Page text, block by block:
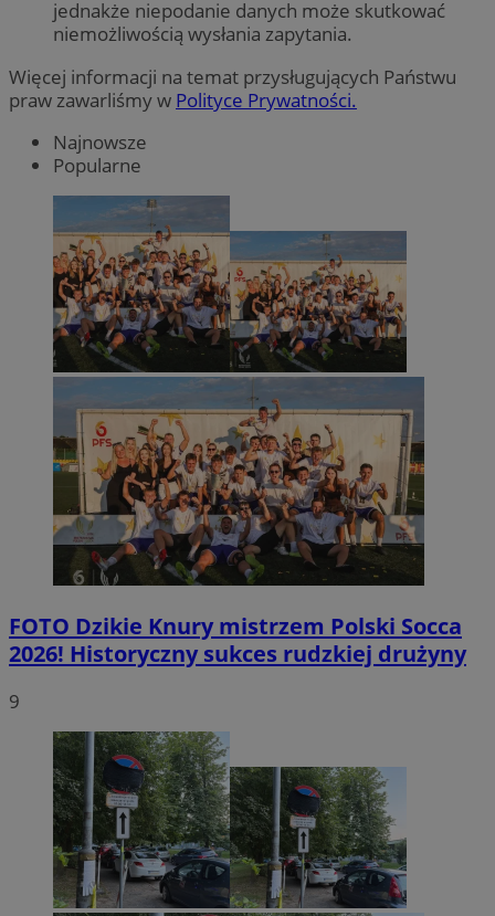
jednakże niepodanie danych może skutkować
niemożliwością wysłania zapytania.
Więcej informacji na temat przysługujących Państwu
praw zawarliśmy w Polityce Prywatności.
Najnowsze
Popularne
FOTO Dzikie Knury mistrzem Polski Socca
2026! Historyczny sukces rudzkiej drużyny
9